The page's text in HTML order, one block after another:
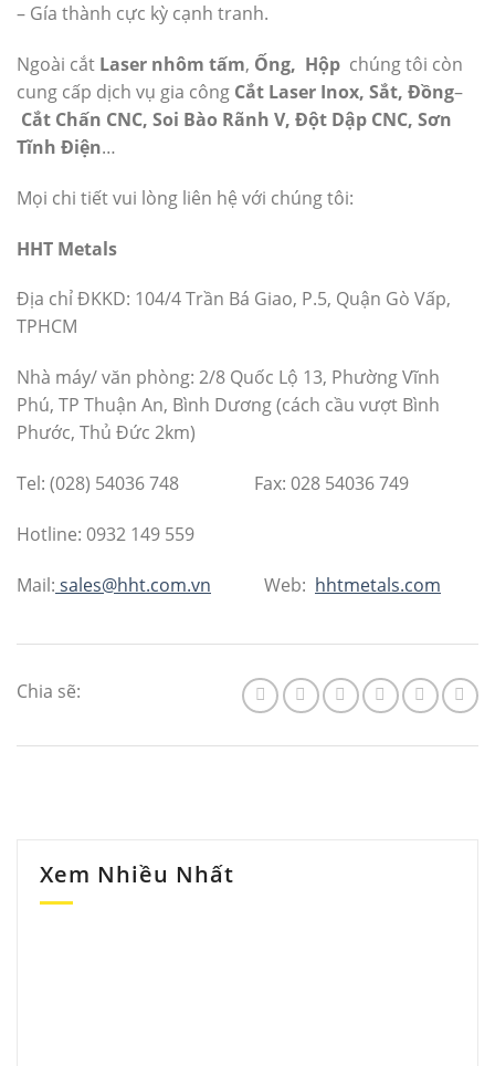
– Gía thành cực kỳ cạnh tranh.
Ngoài cắt Laser nhôm tấm, Ống, Hộp chúng tôi còn
cung cấp dịch vụ gia công Cắt Laser Inox, Sắt, Đồng–
Cắt Chấn CNC, Soi Bào Rãnh V, Đột Dập CNC, Sơn
Tĩnh Điện…
Mọi chi tiết vui lòng liên hệ với chúng tôi:
HHT Metals
Địa chỉ ĐKKD: 104/4 Trần Bá Giao, P.5, Quận Gò Vấp,
TPHCM
Nhà máy/ văn phòng: 2/8 Quốc Lộ 13, Phường Vĩnh
Phú, TP Thuận An, Bình Dương (cách cầu vượt Bình
Phước, Thủ Đức 2km)
Tel: (028) 54036 748 Fax: 028 54036 749
Hotline: 0932 149 559
Mail: sales@hht.com.vn Web: hhtmetals.com
Chia sẽ:
Xem Nhiều Nhất